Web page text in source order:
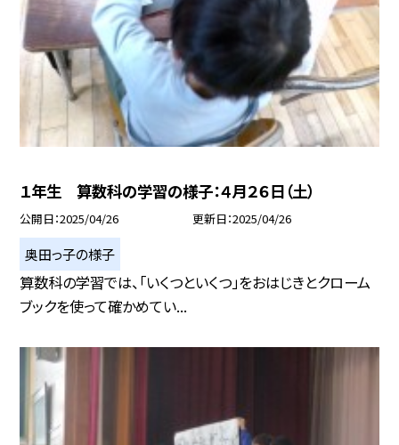
１年生 算数科の学習の様子：４月２６日（土）
公開日 2025/04/26 更新日 2025/04/26
奥田っ子の様子
算数科の学習では、「いくつといくつ」をおはじきとクローム
ブックを使って確かめてい...